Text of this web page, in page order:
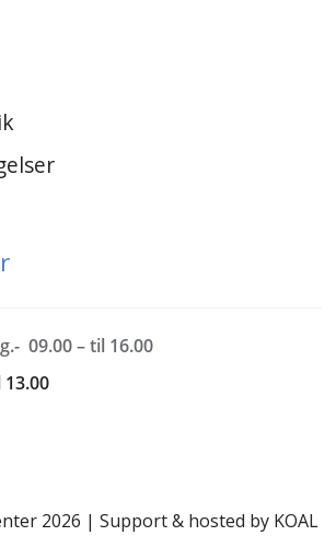
09.00 – til 16.00
2026 | Support & hosted by KOAL